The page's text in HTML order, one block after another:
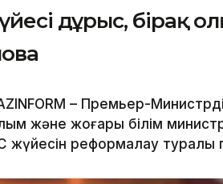
дұрыс, бірақ
– Премьер-
және жоғары білім
реформалау туралы